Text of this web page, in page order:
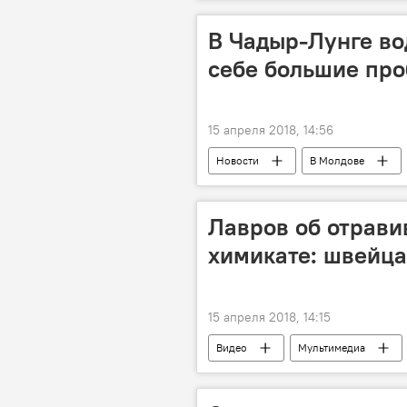
В Чадыр-Лунге
себе большие
15 апреля 2018, 14:56
Новости В Молдове
приговор
подкуп
Лавров об
химикате:
15 апреля 2018, 14:15
Видео Мультимедиа
"Дело Скрипаля" и высылка